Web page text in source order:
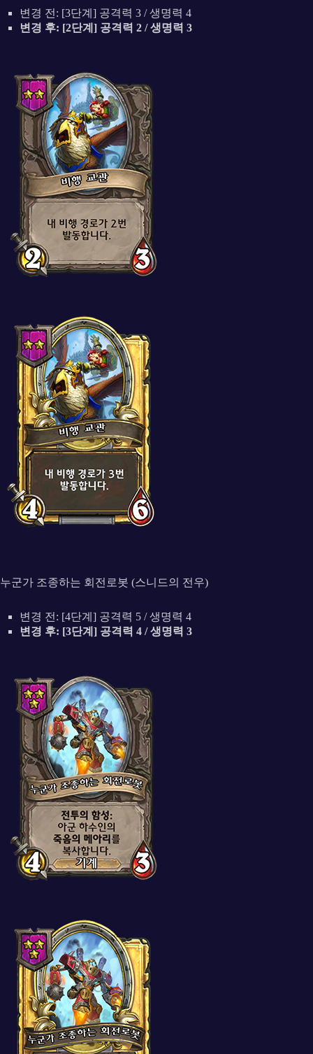
변경 전: [3단계] 공격력 3 / 생명력 4
변경 후: [2단계] 공격력 2 / 생명력 3
누군가 조종하는 회전로봇 (스니드의 전우)
변경 전: [4단계] 공격력 5 / 생명력 4
변경 후: [3단계] 공격력 4 / 생명력 3